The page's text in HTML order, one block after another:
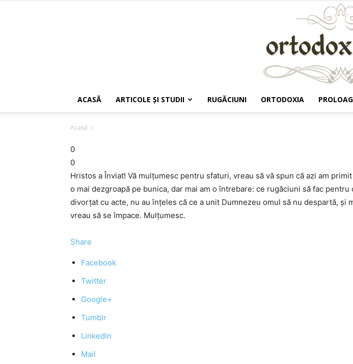
ACASĂ ARTICOLE ŞI STUDII RUGĂCIUNI ORTODOXIA
Acasă
0
0
Hristos a Înviat! Vă mulțumesc pentru sfaturi, vreau să vă spun că azi am
o mai dezgroapă pe bunica, dar mai am o întrebare: ce rugăciuni să fac pentru
divorțat cu acte, nu au înțeles că ce a unit Dumnezeu omul să nu despartă, și
vreau să se împace. Mulțumesc.
Share
Facebook
Twitter
Google+
Tumblr
LinkedIn
Mail